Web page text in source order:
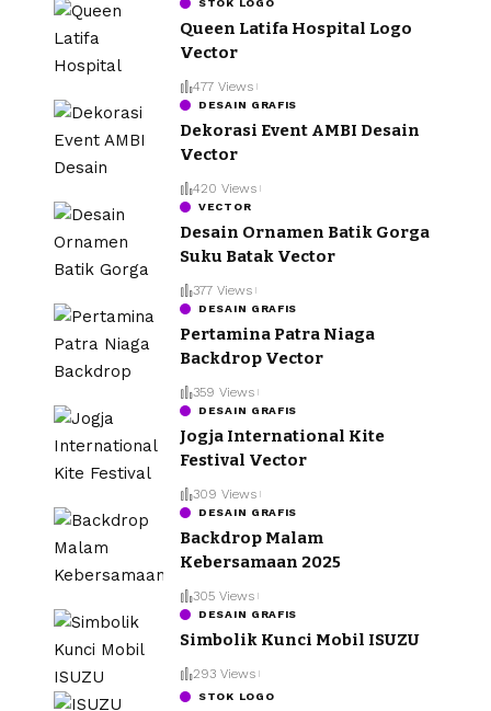
STOK LOGO
Queen Latifa Hospital Logo
Vector
477 Views
DESAIN GRAFIS
Dekorasi Event AMBI Desain
Vector
420 Views
VECTOR
Desain Ornamen Batik Gorga
Suku Batak Vector
377 Views
DESAIN GRAFIS
Pertamina Patra Niaga
Backdrop Vector
359 Views
DESAIN GRAFIS
Jogja International Kite
Festival Vector
309 Views
DESAIN GRAFIS
Backdrop Malam
Kebersamaan 2025
305 Views
DESAIN GRAFIS
Simbolik Kunci Mobil ISUZU
293 Views
STOK LOGO